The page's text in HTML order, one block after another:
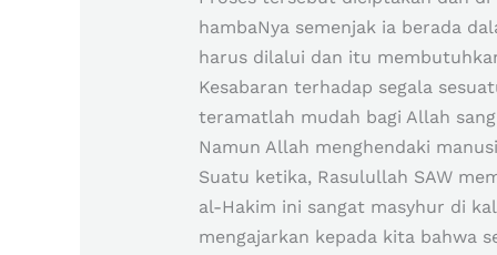
hambaNya semenjak ia berada
harus dilalui dan itu
Kesabaran terhadap segala
teramatlah mudah bagi Allah
Namun Allah menghendaki
Suatu ketika, Rasulullah SAW
al-Hakim ini sangat masyhur di
mengajarkan kepada kita bahwa